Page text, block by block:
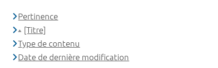
Pertinence
[Titre]
Type de contenu
Date de dernière modification